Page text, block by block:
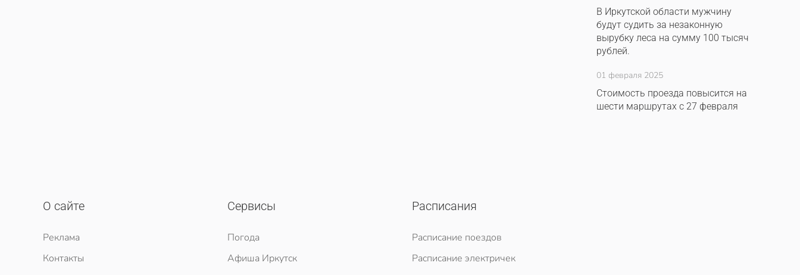
В Иркутской области мужчину
будут судить за незаконную
вырубку леса на сумму 100 тысяч
рублей.
01 февраля 2025
Стоимость проезда повысится на
шести маршрутах с 27 февраля
О сайте
Реклама
Контакты
Сервисы
Погода
Афиша Иркутск
Расписания
Расписание поездов
Расписание электричек